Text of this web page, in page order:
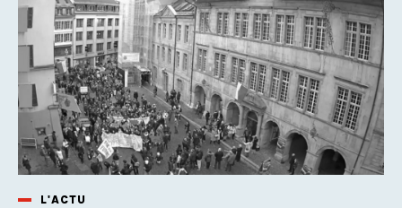
L'ACTU